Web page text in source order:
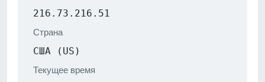
216.73.216.51
Страна
США (US)
Текущее время